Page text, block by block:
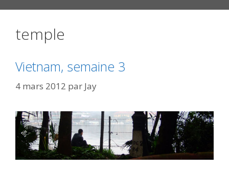
temple
Vietnam, semaine 3
4 mars 2012 par Jay